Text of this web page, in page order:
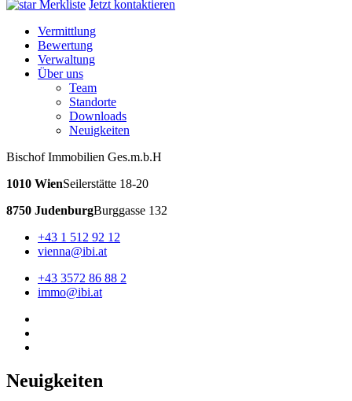
Merkliste Jetzt kontaktieren
Vermittlung
Bewertung
Verwaltung
Über uns
Team
Standorte
Downloads
Neuigkeiten
Bischof Immobilien Ges.m.b.H
1010 WienSeilerstätte 18-20
8750 JudenburgBurggasse 132
+43 1 512 92 12
vienna@ibi.at
+43 3572 86 88 2
immo@ibi.at
Neuigkeiten